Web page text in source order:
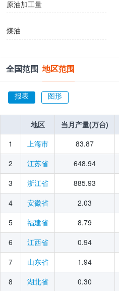
原油加工量
煤油
液化石油气
发电量
水力发电量
风力发电量
煤气
全国范围 地区范围
报表 图形
地区 当月产量(万台)
地区 当月产量(万台)
1
上海市 83.87
2
江苏省 648.94
3
浙江省 885.93
4
安徽省 2.03
5
福建省 8.79
6
江西省 0.94
7
山东省 1.94
8
湖北省 0.30